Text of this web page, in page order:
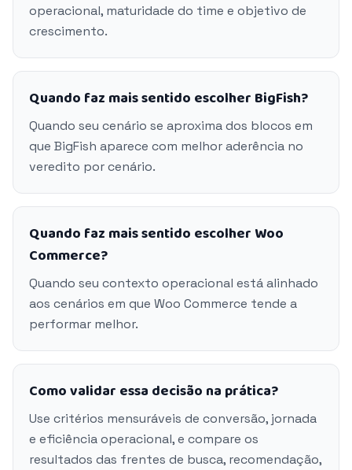
operacional, maturidade do time e objetivo de
crescimento.
Quando faz mais sentido escolher BigFish?
Quando seu cenário se aproxima dos blocos em
que BigFish aparece com melhor aderência no
veredito por cenário.
Quando faz mais sentido escolher Woo
Commerce?
Quando seu contexto operacional está alinhado
aos cenários em que Woo Commerce tende a
performar melhor.
Como validar essa decisão na prática?
Use critérios mensuráveis de conversão, jornada
e eficiência operacional, e compare os
resultados das frentes de busca, recomendação,